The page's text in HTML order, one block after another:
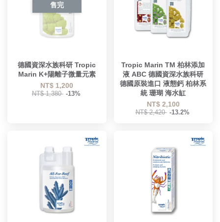
售完
德國資深水族科研 Tropic
Marin K+陽離子微量元素
NT$ 1,200
NT$ 1,380 -13%
Tropic Marin TM 柏林添加
液 ABC 德國資深水族科研
德國原裝進口 液態鈣 柏林系
統 珊瑚 海水缸
NT$ 2,100
NT$ 2,420 -13.2%